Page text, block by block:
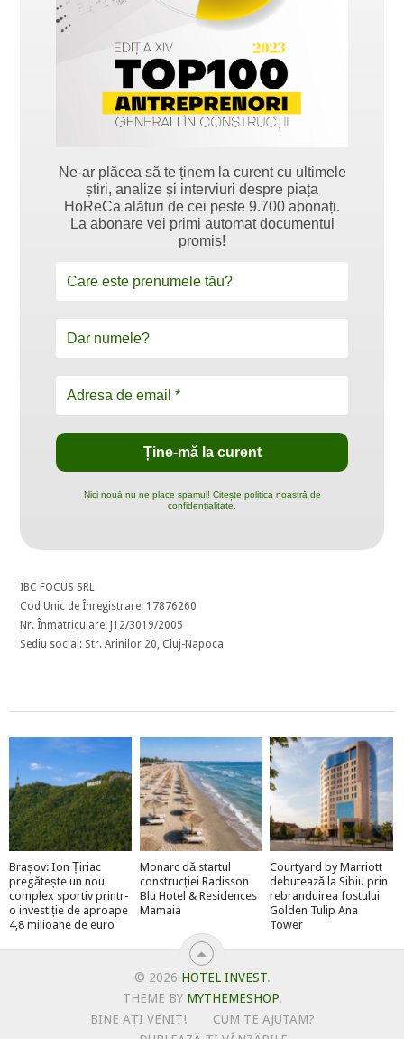
Ne-ar plăcea să te ținem la curent cu ultimele
știri, analize și interviuri despre piața
HoReCa alături de cei peste 9.700 abonați.
La abonare vei primi automat documentul
promis!
Nici nouă nu ne place spamul! Citește politica noastră de
confidențialitate.
IBC FOCUS SRL
Cod Unic de Înregistrare: 17876260
Nr. Înmatriculare: J12/3019/2005
Sediu social: Str. Arinilor 20, Cluj-Napoca
Brașov: Ion Țiriac
pregătește un nou
complex sportiv printr-
o investiție de aproape
4,8 milioane de euro
Monarc dă startul
construcției Radisson
Blu Hotel & Residences
Mamaia
Courtyard by Marriott
debutează la Sibiu prin
rebranduirea fostului
Golden Tulip Ana
Tower
© 2026 HOTEL INVEST.
THEME BY MYTHEMESHOP.
BINE AȚI VENIT!
CUM TE AJUTAM?